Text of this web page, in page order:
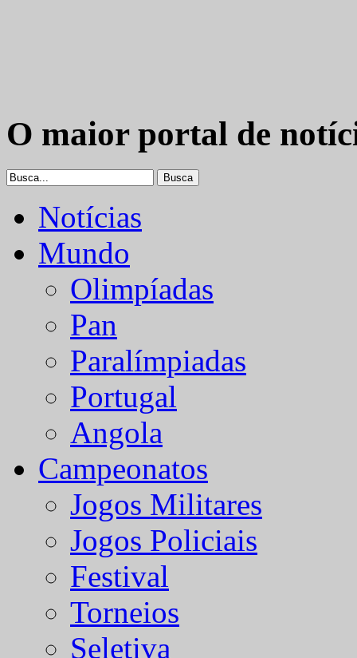
O maior portal de
Notícias
Mundo
Olimpíadas
Pan
Paralímpiadas
Portugal
Angola
Campeonatos
Jogos Militares
Jogos Policiais
Festival
Torneios
Seletiva